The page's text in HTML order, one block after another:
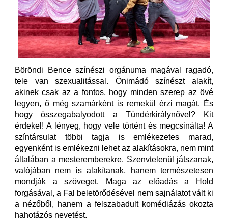
Böröndi Bence színészi orgánuma magával ragadó,
tele van szexualitással. Önimádó színészt alakít,
akinek csak az a fontos, hogy minden szerep az övé
legyen, ő még szamárként is remekül érzi magát. És
hogy összegabalyodott a Tündérkirálynővel? Kit
érdekel! A lényeg, hogy vele történt és megcsinálta! A
színtársulat többi tagja is emlékezetes marad,
egyenként is emlékezni lehet az alakításokra, nem mint
általában a mesteremberekre. Szenvtelenül játszanak,
valójában nem is alakítanak, hanem természetesen
mondják a szöveget. Maga az előadás a Hold
forgásával, a Fal beletörődésével nem sajnálatot vált ki
a nézőből, hanem a felszabadult komédiázás okozta
hahotázós nevetést.